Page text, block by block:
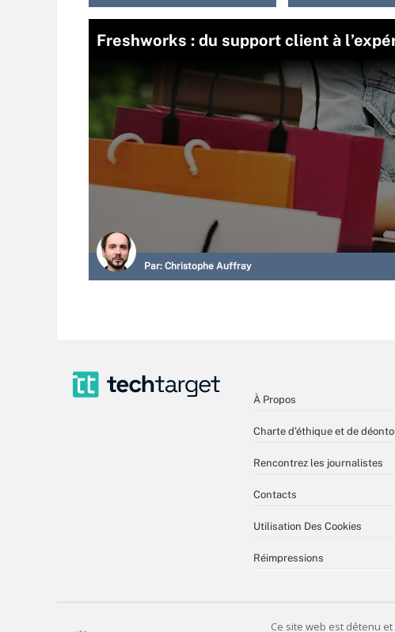
Freshworks : du support client à
Par: Christophe Auffray
À Propos
Charte d’éthique et de
Rencontrez les journalistes
Contacts
Utilisation Des Cookies
Réimpressions